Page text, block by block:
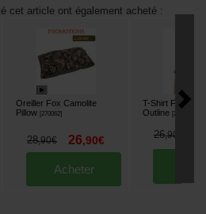
cet article ont également acheté :
Oreiller Fox Camolite
Pillow
270062]
28,90€ 26,90€
Acheter
T-Shirt Fox
Outline
268584A
26,90